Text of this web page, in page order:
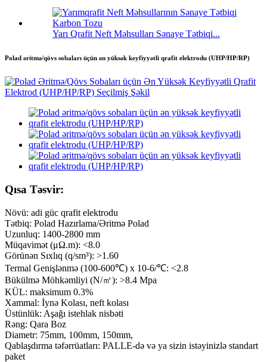
Yarı Qrafit Neft Məhsulları Sənaye Tətbiqi...
Polad əritmə/qövs sobaları üçün ən yüksək keyfiyyətli qrafit elektrodu (UHP/HP/RP)
Qısa Təsvir:
Növü: adi güc qrafit elektrodu
Tətbiq: Polad Hazırlama/Əritmə Polad
Uzunluq: 1400-2800 mm
Müqavimət (μΩ.m): <8.0
Görünən Sıxlıq (q/sm³): >1.60
Termal Genişlənmə (100-600℃) x 10-6/℃: <2.8
Bükülmə Möhkəmliyi (N/㎡): >8.4 Mpa
KÜL: maksimum 0.3%
Xammal: İynə Kolası, neft kolası
Üstünlük: Aşağı istehlak nisbəti
Rəng: Qara Boz
Diametr: 75mm, 100mm, 150mm,
Qablaşdırma təfərrüatları: PALLE-də və ya sizin istəyinizlə standart
paket